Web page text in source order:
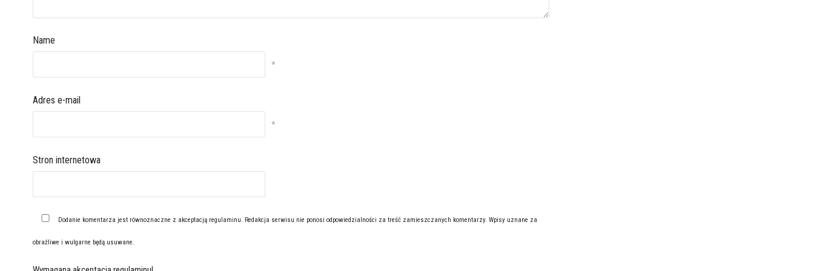
Name
*
Adres e-mail
*
Stron internetowa
Dodanie komentarza jest równoznaczne z akceptacją regulaminu. Redakcja serwisu nie ponosi odpowiedzialności za treść zamieszczanych komentarzy. Wpisy uznane za
obraźliwe i wulgarne będą usuwane.